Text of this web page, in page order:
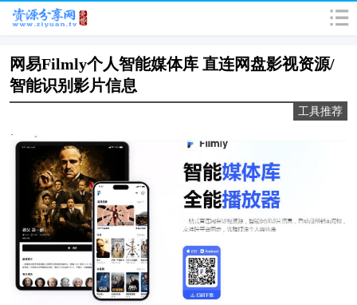
网易Filmly个人智能媒体库 直连网盘影视资源/
智能识别影片信息
工具推荐